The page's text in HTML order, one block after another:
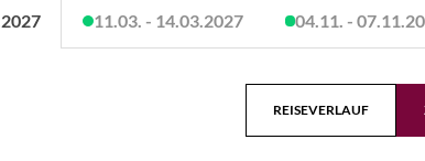
11.03. - 14.03.2027 04.11. -
REISEVERLAUF